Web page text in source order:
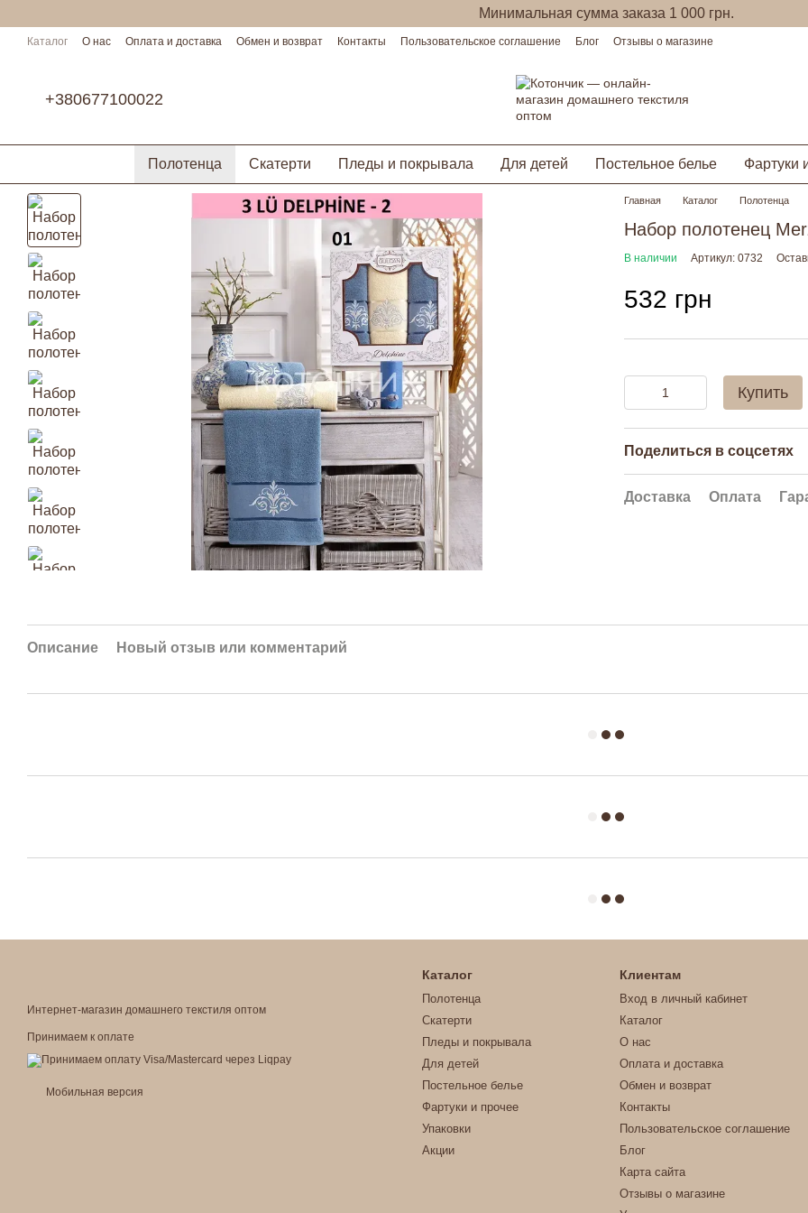
Минимальная сумма заказа 1 000 грн.
Каталог О нас Оплата и доставка Обмен и возврат Контакты Пользовательское соглашение Блог
Отзывы о магазине
+380677100022
Полотенца Скатерти Пледы и покрывала Для детей Постельное белье Фартуки
Главная Каталог Полотенца
Набор полотенец
В наличии Артикул: 0732
532 грн
Купить
Поделиться в соцсетях
Доставка Оплата
Описание Новый отзыв или комментарий
Интернет-магазин домашнего текстиля оптом
Принимаем к оплате
Мобильная версия
Каталог
Полотенца
Скатерти
Пледы и покрывала
Для детей
Постельное белье
Фартуки и прочее
Упаковки
Акции
Клиентам
Вход в личный кабинет
Каталог
О нас
Оплата и доставка
Обмен и возврат
Контакты
Пользовательское соглашение
Блог
Карта сайта
Отзывы о магазине